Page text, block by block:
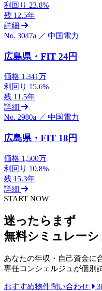
利回り 23.8%
残 12.5年
詳細
No. 3047a ／ 中国電力
広島県・FIT 24円
価格 1,341万
利回り 15.6%
残 11.5年
詳細
No. 2980a ／ 中国電力
広島県・FIT 18円
価格 1,500万
利回り 10.8%
残 15.3年
詳細
START NOW
迷ったらまず
無料シミュレーシ
あなたの年収・自己資金に
専任コンシェルジュが個別
おすすめ物件問い合わせ